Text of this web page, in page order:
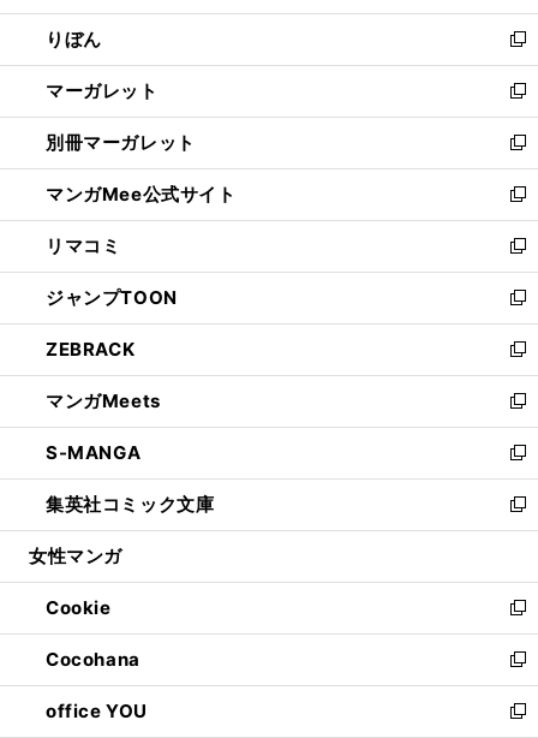
開
く
ウ
で
開
く
ン
ド
ウ
で
開
く
ウ
ィ
ン
ド
ウ
で
開
く
りぼん
新
し
い
ウ
ィ
ン
ド
ウ
で
開
く
マーガレット
新
し
い
ウ
ィ
ン
ド
ウ
で
開
く
別冊マーガレット
新
し
い
ウ
ィ
ン
ド
ウ
で
開
く
マンガMee公式サイト
新
し
い
ウ
ィ
ン
ド
ウ
で
開
く
リマコミ
新
し
い
ウ
ィ
ン
ド
ウ
で
開
く
ジャンプTOON
新
し
い
ウ
ィ
ン
ド
ウ
で
開
ZEBRACK
新
し
い
ウ
ィ
ン
ド
ウ
開
く
マンガMeets
新
し
い
ウ
ィ
ン
ウ
で
開
く
S-MANGA
新
し
い
ウ
ン
ド
ウ
で
開
く
集英社コミック文庫
新
し
ウ
ィ
ン
ド
ウ
で
女性マンガ
Cookie
新
し
い
ウ
ィ
Cocohana
新
し
い
office YOU
新